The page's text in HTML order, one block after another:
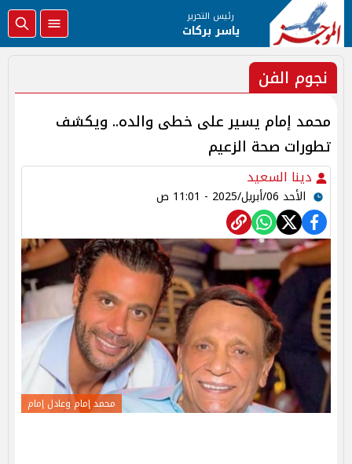
رئيس التحرير
ياسر بركات
نجوم الفن
محمد إمام يسير على خطى والده.. ويكشف
تطورات صحة الزعيم
دينا السعيد
الأحد 06/أبريل/2025 - 11:01 ص
محمد إمام وعادل إمام